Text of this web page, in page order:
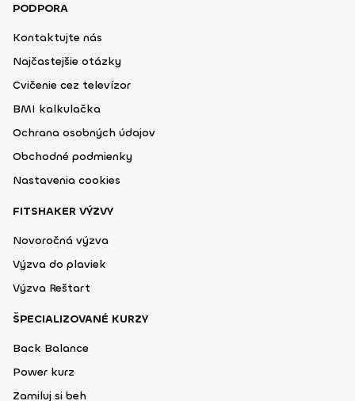
PODPORA
Kontaktujte nás
Najčastejšie otázky
Cvičenie cez televízor
BMI kalkulačka
Ochrana osobných údajov
Obchodné podmienky
Nastavenia cookies
FITSHAKER VÝZVY
Novoročná výzva
Výzva do plaviek
Výzva Reštart
ŠPECIALIZOVANÉ KURZY
Back Balance
Power kurz
Zamiluj si beh